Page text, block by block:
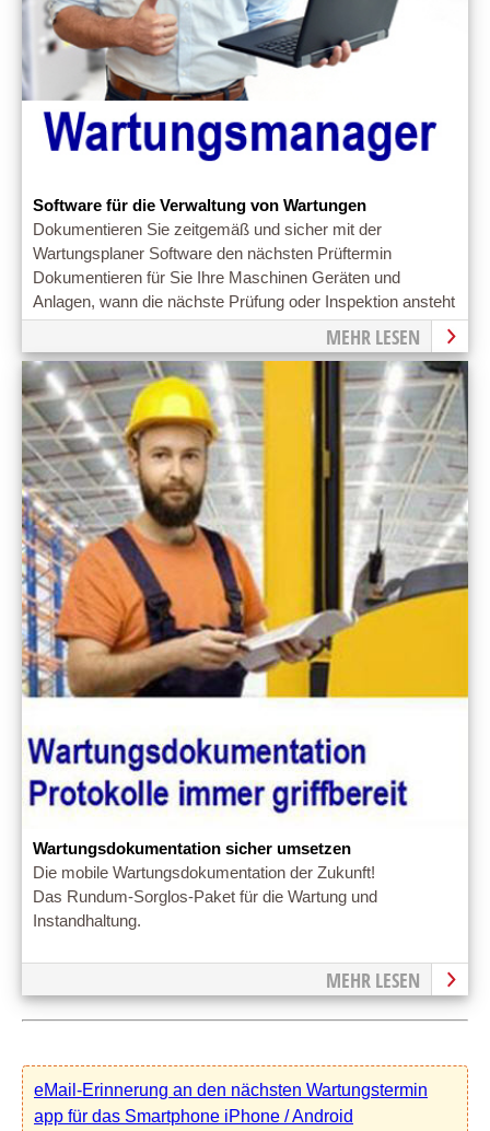
Software für die Verwaltung von Wartungen
Dokumentieren Sie zeitgemäß und sicher mit der
Wartungsplaner Software den nächsten Prüftermin
Dokumentieren für Sie Ihre Maschinen Geräten und
Anlagen, wann die nächste Prüfung oder Inspektion ansteht
MEHR LESEN
Wartungsdokumentation sicher umsetzen
Die mobile Wartungsdokumentation der Zukunft!
Das Rundum-Sorglos-Paket für die Wartung und
Instandhaltung.
MEHR LESEN
eMail-Erinnerung an den nächsten Wartungstermin
app für das Smartphone iPhone / Android